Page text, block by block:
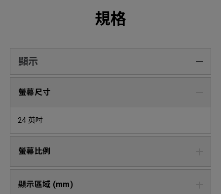
規格
顯示
螢幕尺寸
24 英吋
螢幕比例
顯示區域 (mm)